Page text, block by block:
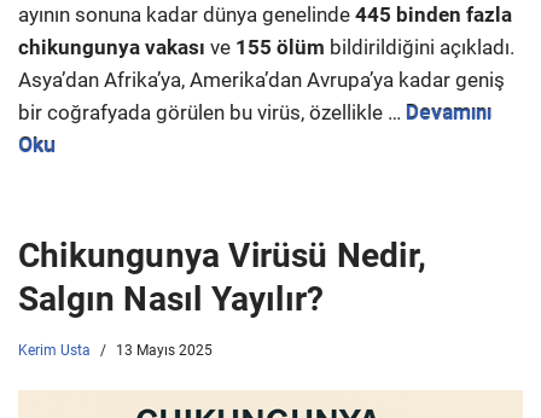
ayının sonuna kadar dünya genelinde 445 binden fazla
chikungunya vakası ve 155 ölüm bildirildiğini açıkladı.
Asya’dan Afrika’ya, Amerika’dan Avrupa’ya kadar geniş
bir coğrafyada görülen bu virüs, özellikle … Devamını
Oku
Chikungunya Virüsü Nedir,
Salgın Nasıl Yayılır?
Kerim Usta 13 Mayıs 2025